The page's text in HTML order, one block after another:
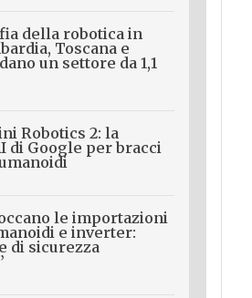
della robotica in
Toscana e
un settore da 1,1
Robotics 2: la
di Google per bracci
le importazioni
e inverter:
di sicurezza